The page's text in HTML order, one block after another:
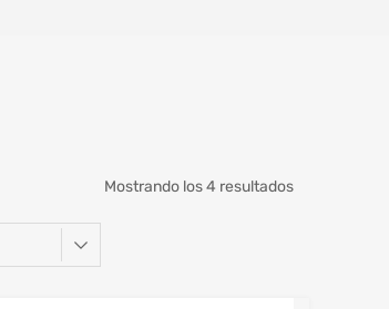
Mostrando los 4 resultados